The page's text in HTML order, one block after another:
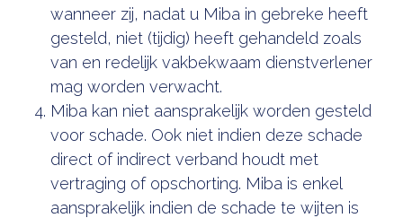
wanneer zij, nadat u Miba in gebreke heeft
gesteld, niet (tijdig) heeft gehandeld zoals
van en redelijk vakbekwaam dienstverlener
mag worden verwacht.
Miba kan niet aansprakelijk worden gesteld
voor schade. Ook niet indien deze schade
direct of indirect verband houdt met
vertraging of opschorting. Miba is enkel
aansprakelijk indien de schade te wijten is